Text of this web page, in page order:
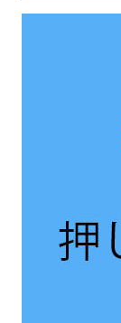
ポチッとお願いします！収
08,554円 損益％：＋12.47
一か月が経過したため久し
ドル：110.51円→137.93円